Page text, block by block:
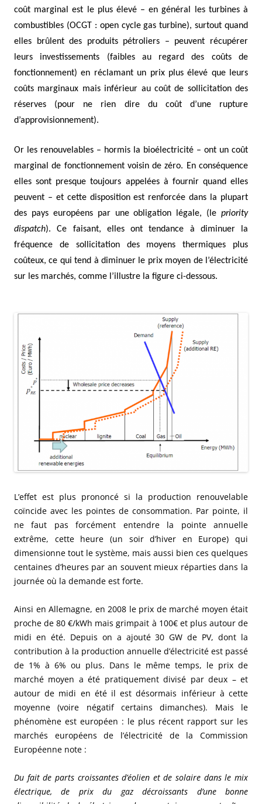
coût marginal est le plus élevé – en général les turbines à
combustibles (OCGT : open cycle gas turbine), surtout quand
elles brûlent des produits pétroliers – peuvent récupérer
leurs investissements (faibles au regard des coûts de
fonctionnement) en réclamant un prix plus élevé que leurs
coûts marginaux mais inférieur au coût de sollicitation des
réserves (pour ne rien dire du coût d’une rupture
d’approvisionnement).
Or les renouvelables – hormis la bioélectricité – ont un coût
marginal de fonctionnement voisin de zéro. En conséquence
elles sont presque toujours appelées à fournir quand elles
peuvent – et cette disposition est renforcée dans la plupart
des pays européens par une obligation légale, (le priority
dispatch). Ce faisant, elles ont tendance à diminuer la
fréquence de sollicitation des moyens thermiques plus
coûteux, ce qui tend à diminuer le prix moyen de l’électricité
sur les marchés, comme l’illustre la figure ci-dessous.
L’effet est plus prononcé si la production renouvelable
coïncide avec les pointes de consommation. Par pointe, il
ne faut pas forcément entendre la pointe annuelle
extrême, cette heure (un soir d’hiver en Europe) qui
dimensionne tout le système, mais aussi bien ces quelques
centaines d’heures par an souvent mieux réparties dans la
journée où la demande est forte.
Ainsi en Allemagne, en 2008 le prix de marché moyen était
proche de 80 €/kWh mais grimpait à 100€ et plus autour de
midi en été. Depuis on a ajouté 30 GW de PV, dont la
contribution à la production annuelle d’électricité est passé
de 1% à 6% ou plus. Dans le même temps, le prix de
marché moyen a été pratiquement divisé par deux – et
autour de midi en été il est désormais inférieur à cette
moyenne (voire négatif certains dimanches). Mais le
phénomène est européen : le plus récent rapport sur les
marchés européens de l’électricité de la Commission
Européenne note :
Du fait de parts croissantes d’éolien et de solaire dans le mix
électrique, de prix du gaz décroissants d’une bonne